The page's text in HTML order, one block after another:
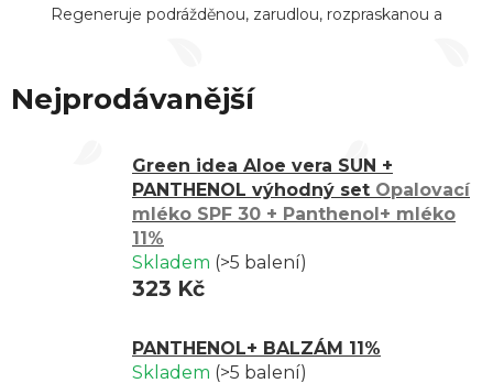
Regeneruje podrážděnou, zarudlou, rozpraskanou a
ekzematiky.
Nejprodávanější
Green idea Aloe vera SUN +
PANTHENOL výhodný set Opalovací
mléko SPF 30 + Panthenol+ mléko
11%
Skladem (>5 balení)
323 Kč
PANTHENOL+ BALZÁM 11%
Skladem (>5 balení)